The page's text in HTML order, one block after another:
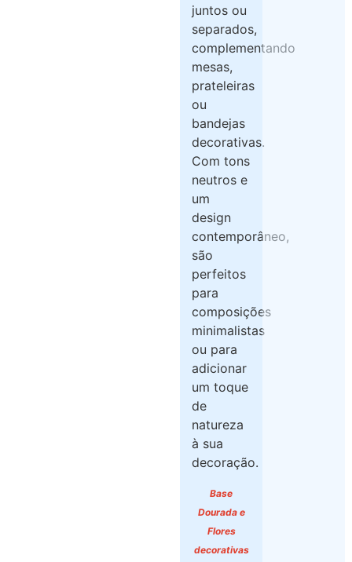
juntos ou
separados,
complementando
mesas,
prateleiras
ou
bandejas
decorativas.
Com tons
neutros e
um
design
contemporâneo,
são
perfeitos
para
composições
minimalistas
ou para
adicionar
um toque
de
natureza
à sua
decoração.
Base
Dourada e
Flores
decorativas